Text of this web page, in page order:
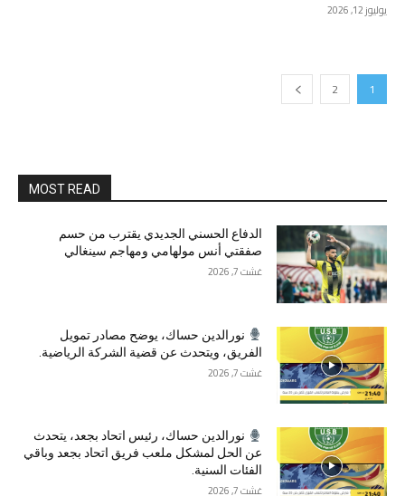
يوليوز 12, 2026
1
2
MOST READ
الدفاع الحسني الجديدي يقترب من حسم
صفقتي أنس مولهامي ومهاجم سينغالي
غشت 7, 2026
نورالدين حساك، يوضح مصادر تمويل
الفريق، ويتحدث عن قضية الشركة الرياضية.
غشت 7, 2026
نورالدين حساك، رئيس اتحاد بجعد، يتحدث
عن الحل لمشكل ملعب فريق اتحاد بجعد وباقي
الفئات السنية.
غشت 7, 2026